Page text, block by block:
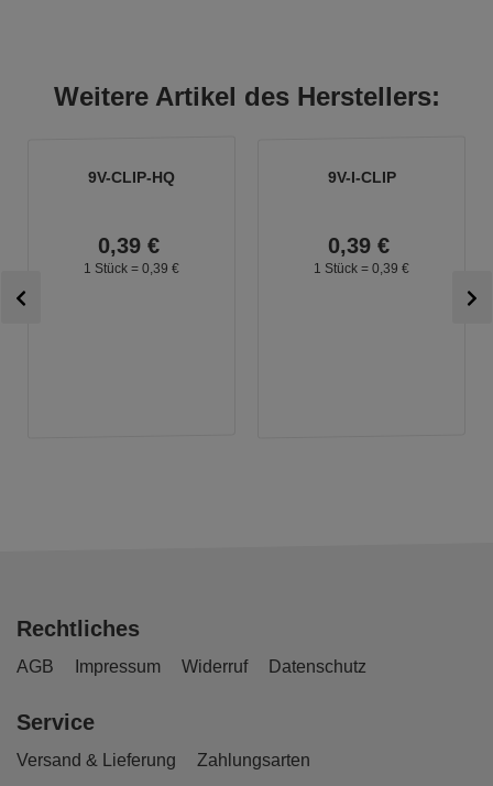
Weitere Artikel des Herstellers:
9V-CLIP-HQ
0,39 €
1 Stück = 0, 39 €
9V-I-CLIP
0,39 €
1 Stück = 0, 39 €
Rechtliches
AGB Impressum Widerruf Datenschutz
Service
Versand & Lieferung Zahlungsarten